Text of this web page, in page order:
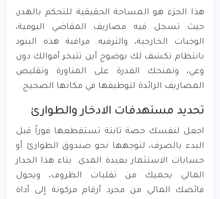
هذا الجزء هو المساحة الحقيقية للتحكم بالهدر،
حيث تسجل فيه مصاريف المقاضي اليومية،
الوجبات الخارجية، والترفيه. مراقبة هذه البنود
بانتظام تكشف لك بوضوح أين تتبخر أموالك دون
وعي، وتمنحك القدرة على المناورة وتقليص
المصاريف الزائدة لتوظيفها في مكانها الصحيح.
تحديد مستهدفات الادخار والطوارئ
اجعل لنفسك حصة ثابتة تستقطعها فوراً قبل
البدء بالصرف، لتوجهها نحو صندوق الطوارئ أو
حسابات الاستثمار بعيدة المدى. بناء هذا الجدار
المالي يحميك من تقلبات الظروف، ويحول
فائضك المالي من مجرد أرقام مركونة إلى أداة